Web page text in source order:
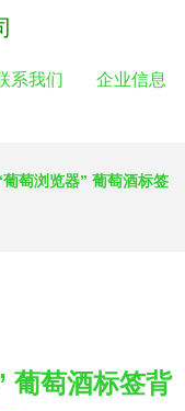
系我们 企业信息
葡萄浏览器” 葡萄酒标签
葡萄酒标签背